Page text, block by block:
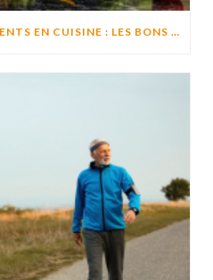
PRÉVENTION DES ACCIDENTS EN CUISINE : LES BONS RÉFLEXES POUR CUISINER EN TOUTE SÉCURITÉ